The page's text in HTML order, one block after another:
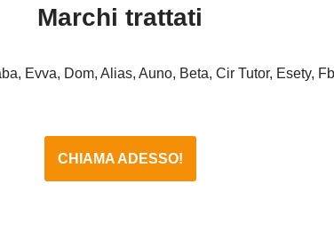
Marchi trattati
Evva, Dom, Alias, Auno, Beta, Cir Tutor, Esety,
CHIAMA ADESSO!